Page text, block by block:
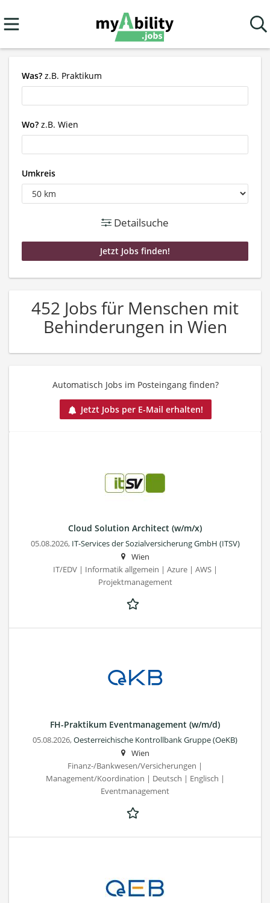
Was? z.B. Praktikum
Wo? z.B. Wien
Umkreis
Detailsuche
452 Jobs für Menschen mit
Behinderungen in Wien
Automatisch Jobs im Posteingang finden?
Jetzt Jobs per E-Mail erhalten!
Cloud Solution Architect (w/m/x)
05.08.2026, IT-Services der Sozialversicherung GmbH (ITSV)
Wien
IT/EDV | Informatik allgemein | Azure | AWS |
Projektmanagement
FH-Praktikum Eventmanagement (w/m/d)
05.08.2026,Oesterreichische Kontrollbank Gruppe (OeKB)
Wien
Finanz-/Bankwesen/Versicherungen |
Management/Koordination | Deutsch | Englisch |
Eventmanagement